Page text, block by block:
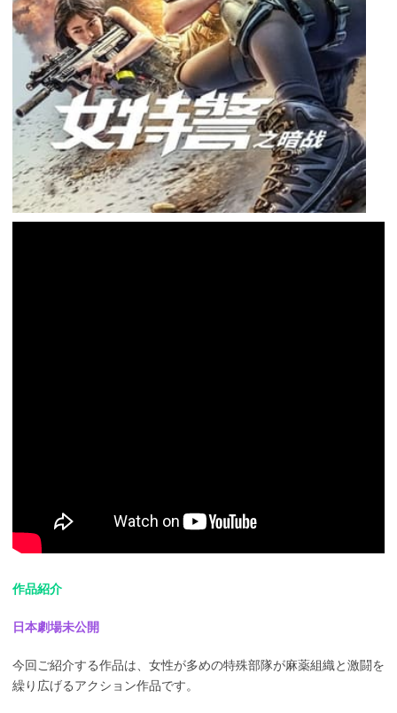
作品紹介
日本劇場未公開
今回ご紹介する作品は、女性が多めの特殊部隊が麻薬組織と激闘を
繰り広げるアクション作品です。